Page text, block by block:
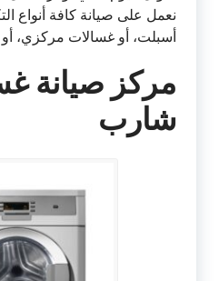
نعمل على صيانة كافة أنواع
أسبلت، أو غسالات مركزي،
مركز صيانة
شارب